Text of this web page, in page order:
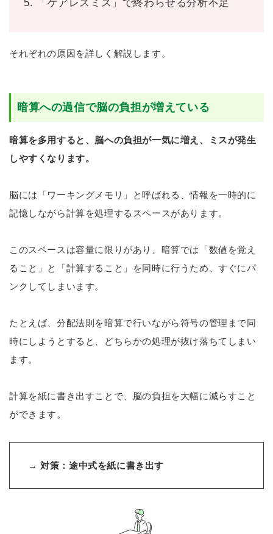
「ケアレスミス」で終わらせる分析不足
それぞれの原因を詳しく解説します。
暗算への過信で脳の負担が増えている
暗算を多用すると、脳への負担が一気に増え、ミスが発生
しやすくなります。
脳には「ワーキングメモリ」と呼ばれる、情報を一時的に
記憶しながら計算を処理するスペースがあります。
このスペースは容量に限りがあり、暗算では「数値を覚え
ること」と「計算すること」を同時に行うため、すぐにパ
ンクしてしまいます。
たとえば、分配法則を暗算で行いながら符号の管理まで同
時にしようとすると、どちらかの処理が抜け落ちてしまい
ます。
計算を紙に書き出すことで、脳の負担を大幅に減らすこと
ができます。
→対策：途中式を紙に書き出す